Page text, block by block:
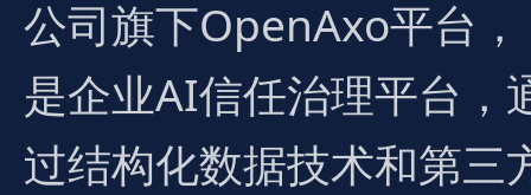
公司旗下OpenAxo平台，
是企业AI信任治理平台，
过结构化数据技术和第三